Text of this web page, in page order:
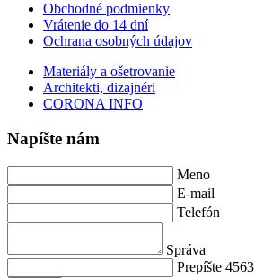
Obchodné podmienky
Vrátenie do 14 dní
Ochrana osobných údajov
Materiály a ošetrovanie
Architekti, dizajnéri
CORONA INFO
Napíšte nám
Meno
E-mail
Telefón
Správa
Prepíšte 4563